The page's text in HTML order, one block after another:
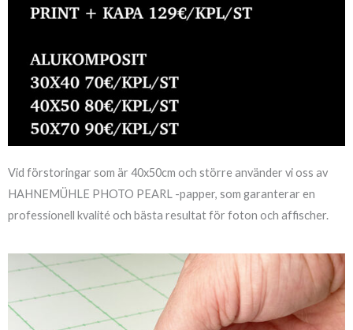
Vid förstoringar som är 40x50cm och större använder vi oss av
HAHNEMÜHLE PHOTO PEARL -papper, som garanterar en
professionell kvalité och bästa resultat för foton och affischer.